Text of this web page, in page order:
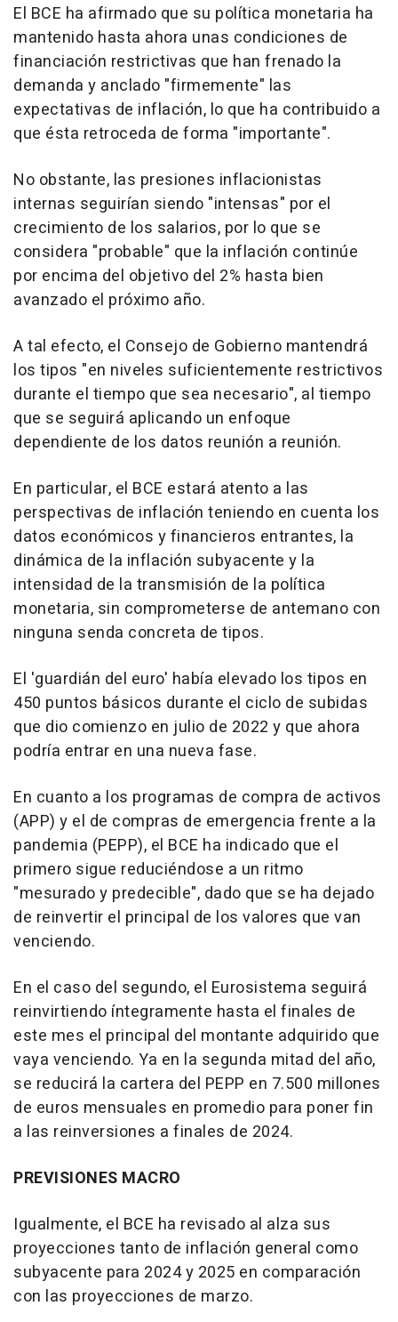
El BCE ha afirmado que su política monetaria ha
mantenido hasta ahora unas condiciones de
financiación restrictivas que han frenado la
demanda y anclado "firmemente" las
expectativas de inflación, lo que ha contribuido a
que ésta retroceda de forma "importante".
No obstante, las presiones inflacionistas
internas seguirían siendo "intensas" por el
crecimiento de los salarios, por lo que se
considera "probable" que la inflación continúe
por encima del objetivo del 2% hasta bien
avanzado el próximo año.
A tal efecto, el Consejo de Gobierno mantendrá
los tipos "en niveles suficientemente restrictivos
durante el tiempo que sea necesario", al tiempo
que se seguirá aplicando un enfoque
dependiente de los datos reunión a reunión.
En particular, el BCE estará atento a las
perspectivas de inflación teniendo en cuenta los
datos económicos y financieros entrantes, la
dinámica de la inflación subyacente y la
intensidad de la transmisión de la política
monetaria, sin comprometerse de antemano con
ninguna senda concreta de tipos.
El 'guardián del euro' había elevado los tipos en
450 puntos básicos durante el ciclo de subidas
que dio comienzo en julio de 2022 y que ahora
podría entrar en una nueva fase.
En cuanto a los programas de compra de activos
(APP) y el de compras de emergencia frente a la
pandemia (PEPP), el BCE ha indicado que el
primero sigue reduciéndose a un ritmo
"mesurado y predecible", dado que se ha dejado
de reinvertir el principal de los valores que van
venciendo.
En el caso del segundo, el Eurosistema seguirá
reinvirtiendo íntegramente hasta el finales de
este mes el principal del montante adquirido que
vaya venciendo. Ya en la segunda mitad del año,
se reducirá la cartera del PEPP en 7.500 millones
de euros mensuales en promedio para poner fin
a las reinversiones a finales de 2024.
PREVISIONES MACRO
Igualmente, el BCE ha revisado al alza sus
proyecciones tanto de inflación general como
subyacente para 2024 y 2025 en comparación
con las proyecciones de marzo.